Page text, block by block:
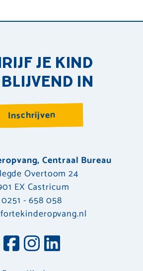
JE KIND
IN
Inschrijven
Centraal Bureau
Overtoom 24
EX Castricum
0251 - 658 058